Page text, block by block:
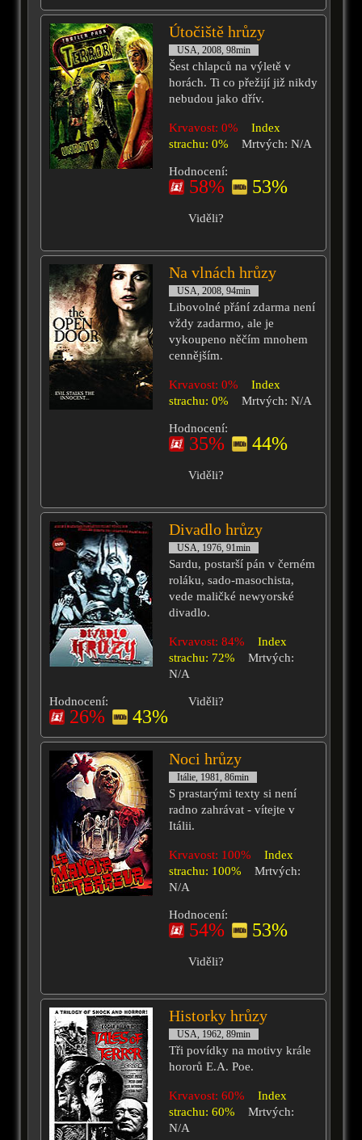
Útočiště hrůzy
USA, 2008, 98min
Šest chlapců na výletě v
horách. Ti co přežijí již nikdy
nebudou jako dřív.
Krvavost: 0%
Index
strachu: 0%
Mrtvých: N/A
Hodnocení:
58% 53%
Viděli?
Na vlnách hrůzy
USA, 2008, 94min
Libovolné přání zdarma není
vždy zadarmo, ale je
vykoupeno něčím mnohem
cennějším.
Krvavost: 0%
Index
strachu: 0%
Mrtvých: N/A
Hodnocení:
35% 44%
Viděli?
Divadlo hrůzy
USA, 1976, 91min
Sardu, postarší pán v černém
roláku, sado-masochista,
vede maličké newyorské
divadlo.
Krvavost: 84%
Index
strachu: 72%
Mrtvých:
N/A
Hodnocení:
26% 43%
Viděli?
Noci hrůzy
Itálie, 1981, 86min
S prastarými texty si není
radno zahrávat - vítejte v
Itálii.
Krvavost: 100%
Index
strachu: 100%
Mrtvých:
N/A
Hodnocení:
54% 53%
Viděli?
Historky hrůzy
USA, 1962, 89min
Tři povídky na motivy krále
hororů E.A. Poe.
Krvavost: 60%
Index
strachu: 60%
Mrtvých:
N/A